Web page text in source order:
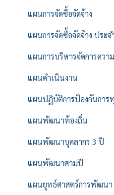
แผนการจัดซื้อจัดจ้าง
แผนการจัดซื้อจัดจ้าง ประ
แผนการบริหารจัดการควา
แผนดำเนินงาน
แผนปฏิบัติการป้องกันการ
แผนพัฒนาท้องถิ่น
แผนพัฒนาบุคลากร 3 ปี
แผนพัฒนาสามปี
แผนยุทธ์ศาสตร์การพัฒนา